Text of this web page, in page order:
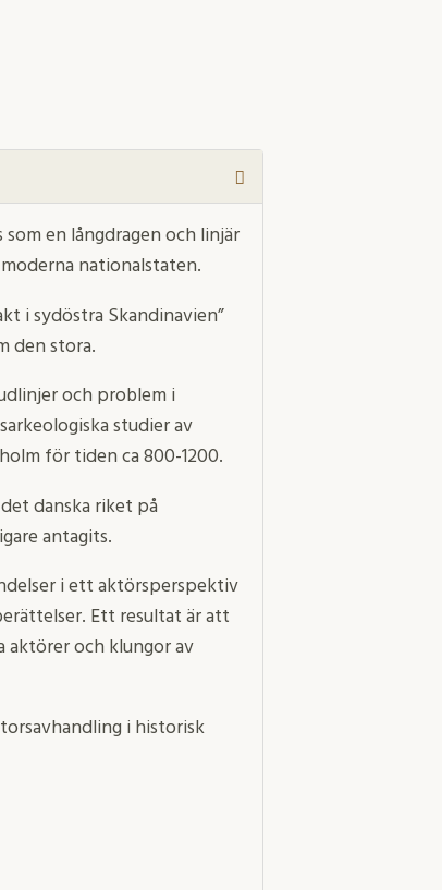
en långdragen och linjär
nationalstaten.
i sydöstra Skandinavien”
den stora.
och problem i
studier av
för tiden ca 800-1200.
danska riket på
antagits.
i ett aktörsperspektiv
Ett resultat är att
aktörer och klungor av
i historisk